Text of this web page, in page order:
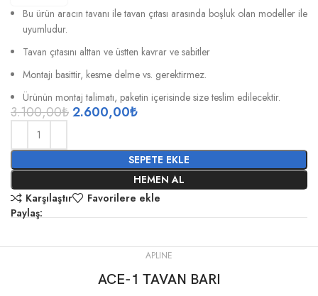
Bu ürün aracın tavanı ile tavan çıtası arasında boşluk olan modeller ile
uyumludur.
Tavan çıtasını alttan ve üstten kavrar ve sabitler
Montajı basittir, kesme delme vs. gerektirmez.
Ürünün montaj talimatı, paketin içerisinde size teslim edilecektir.
3.100,00₺2.600,00₺
SEPETE EKLE
HEMEN AL
Karşılaştır
Favorilere ekle
Paylaş:
APLINE
ACE-1 TAVAN BARI